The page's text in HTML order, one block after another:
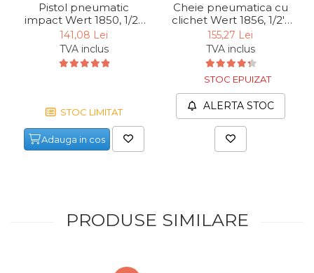
Pistol pneumatic
impact Wert 1850, 1/2",
6 bari, 340 Nm
141,08 Lei
TVA inclus
STOC LIMITAT
Adauga in cos
Cheie pneumatica cu
clichet Wert 1856, 1/2'',
6 bari, 69 Nm
155,27 Lei
TVA inclus
STOC EPUIZAT
ALERTA STOC
PRODUSE SIMILARE